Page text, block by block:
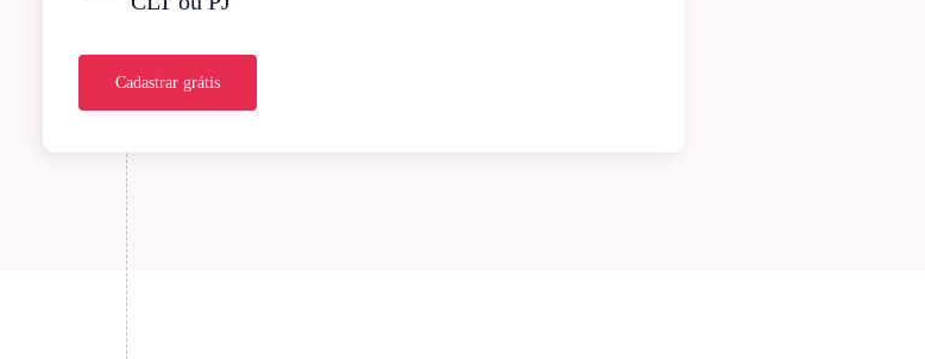
Cadastrar grátis